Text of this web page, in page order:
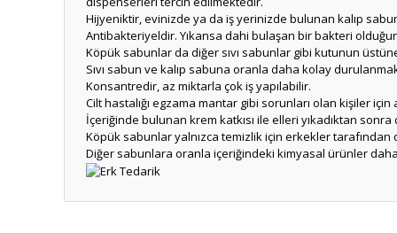
Hijyeniktir, evinizde ya da iş yerinizde bulunan kalıp
Antibakteriyeldir. Yıkansa dahi bulaşan bir bakteri
Köpük sabunlar da diğer sıvı sabunlar gibi kutunun
Sıvı sabun ve kalıp sabuna oranla daha kolay
Konsantredir, az miktarla çok iş yapılabilir.
Cilt hastalığı egzama mantar gibi sorunları olan kişiler
İçeriğinde bulunan krem katkısı ile elleri yıkadıktan
Köpük sabunlar yalnızca temizlik için erkekler tarafından
Diğer sabunlara oranla içeriğindeki kimyasal ürünler daha